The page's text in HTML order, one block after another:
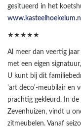
gesitueerd in het
www.kasteelhoekelum.nl
★★★★★
Al meer dan veertig
met een eigen
U kunt bij dit
'art deco'-meubilair en
prachtig gekleurd. In
Zevenhuizen, vindt u
zitmeubelen. Vanaf